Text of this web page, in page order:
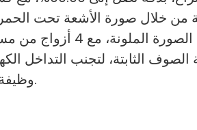
4. وظيفة الأشعة فوق البنفسجية للكشف عن الملاحظات المزيفة الفلورية.